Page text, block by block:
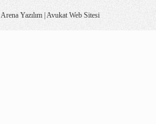
Arena Yazılım | Avukat Web Sitesi